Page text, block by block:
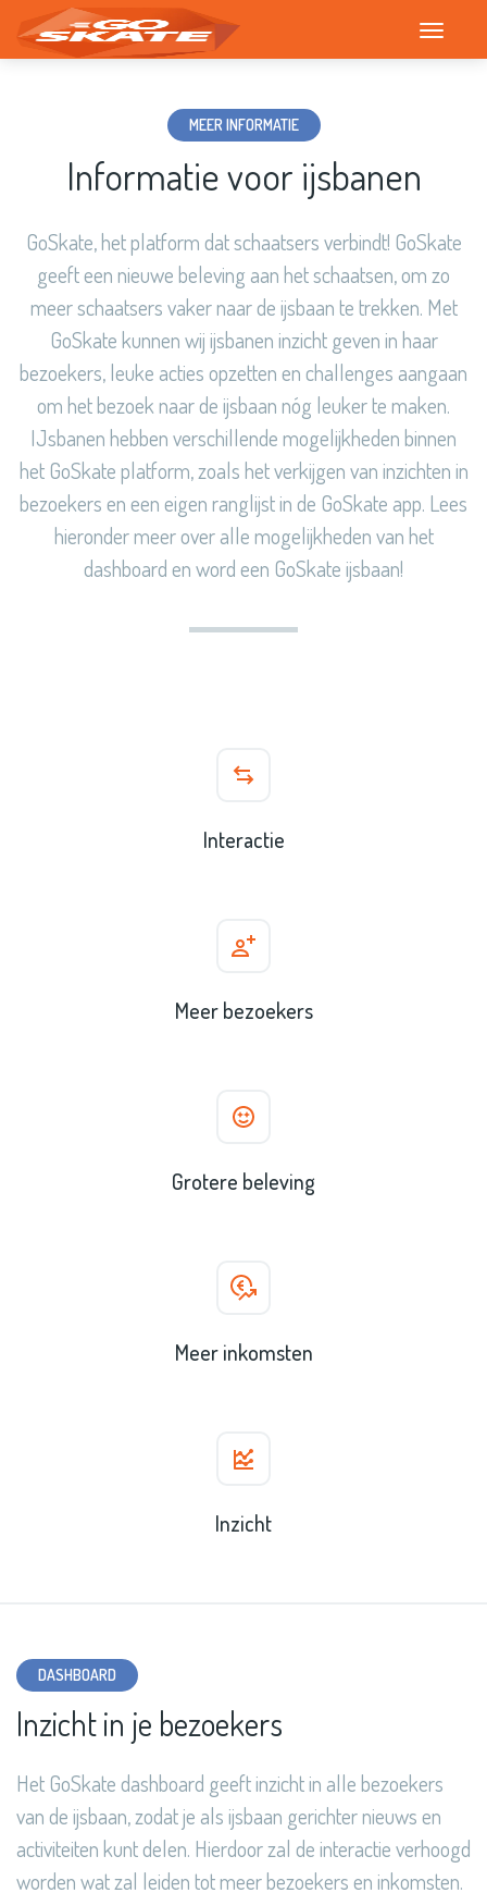
T
o
v
i
g
a
i
o
n
MEER INFORMATIE
Informatie voor ijsbanen
GoSkate, het platform dat schaatsers verbindt! GoSkate
geeft een nieuwe beleving aan het schaatsen, om zo
meer schaatsers vaker naar de ijsbaan te trekken. Met
GoSkate kunnen wij ijsbanen inzicht geven in haar
bezoekers, leuke acties opzetten en challenges aangaan
om het bezoek naar de ijsbaan nóg leuker te maken.
IJsbanen hebben verschillende mogelijkheden binnen
het GoSkate platform, zoals het verkijgen van inzichten in
bezoekers en een eigen ranglijst in de GoSkate app. Lees
hieronder meer over alle mogelijkheden van het
dashboard en word een GoSkate ijsbaan!
Interactie
Meer bezoekers
Grotere beleving
Meer inkomsten
Inzicht
DASHBOARD
Inzicht in je bezoekers
Het GoSkate dashboard geeft inzicht in alle bezoekers
van de ijsbaan, zodat je als ijsbaan gerichter nieuws en
activiteiten kunt delen. Hierdoor zal de interactie verhoogd
worden wat zal leiden tot meer bezoekers en inkomsten.